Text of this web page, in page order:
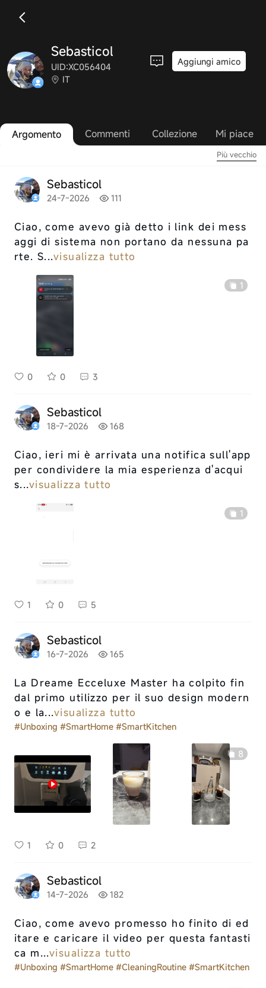
Sebasticol
UID:XC056404
IT
Aggiungi amico
Argomento Commenti Collezione Mi piace
Più vecchio
Sebasticol
24-7-2026 111
Ciao, come avevo già detto i link dei mess
aggi di sistema non portano da nessuna pa
rte. S...visualizza tutto
1
0 0 3
Sebasticol
18-7-2026 168
Ciao, ieri mi è arrivata una notifica sull'app
per condividere la mia esperienza d'acqui
s...visualizza tutto
1
1 0 5
Sebasticol
16-7-2026 165
La Dreame Ecceluxe Master ha colpito fin
dal primo utilizzo per il suo design modern
o e la...visualizza tutto
#Unboxing #SmartHome #SmartKitchen
8
1 0 2
Sebasticol
14-7-2026 182
Ciao, come avevo promesso ho finito di ed
itare e caricare il video per questa fantasti
ca m...visualizza tutto
#Unboxing #SmartHome #CleaningRoutine #SmartKitchen